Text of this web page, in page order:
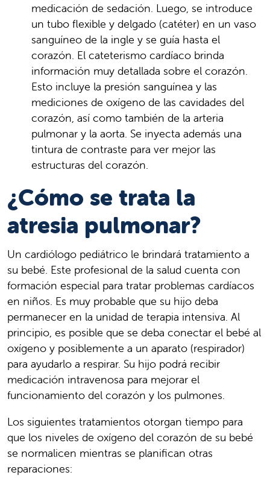
medicación de sedación. Luego, se introduce
un tubo flexible y delgado (catéter) en un vaso
sanguíneo de la ingle y se guía hasta el
corazón. El cateterismo cardíaco brinda
información muy detallada sobre el corazón.
Esto incluye la presión sanguínea y las
mediciones de oxígeno de las cavidades del
corazón, así como también de la arteria
pulmonar y la aorta. Se inyecta además una
tintura de contraste para ver mejor las
estructuras del corazón.
¿Cómo se trata la
atresia pulmonar?
Un cardiólogo pediátrico le brindará tratamiento a
su bebé. Este profesional de la salud cuenta con
formación especial para tratar problemas cardíacos
en niños. Es muy probable que su hijo deba
permanecer en la unidad de terapia intensiva. Al
principio, es posible que se deba conectar el bebé al
oxígeno y posiblemente a un aparato (respirador)
para ayudarlo a respirar. Su hijo podrá recibir
medicación intravenosa para mejorar el
funcionamiento del corazón y los pulmones.
Los siguientes tratamientos otorgan tiempo para
que los niveles de oxígeno del corazón de su bebé
se normalicen mientras se planifican otras
reparaciones: